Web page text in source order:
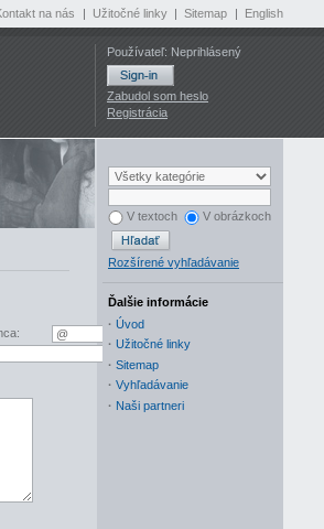
na nás | Užitočné linky | Sitemap | English
Používateľ: Neprihlásený
Zabudol som heslo
Registrácia
V textoch V obrázkoch
Rozšírené vyhľadávanie
Ďalšie informácie
· Úvod
· Užitočné linky
· Sitemap
· Vyhľadávanie
· Naši partneri